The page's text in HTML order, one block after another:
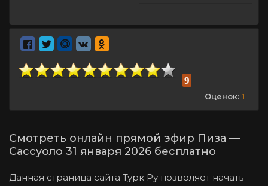
Данная страница сайта Турк Ру позволяет начать
Смотреть онлайн прямой эфир Пиза —
Сассуоло 31 января 2026 бесплатно
9
Оценок: 1